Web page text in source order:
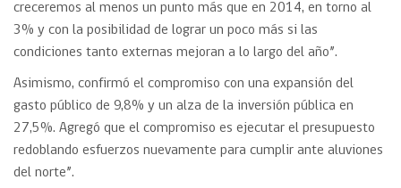
creceremos al menos un punto más que en 2014, en torno al
3% y con la posibilidad de lograr un poco más si las
condiciones tanto externas mejoran a lo largo del año”.
Asimismo, confirmó el compromiso con una expansión del
gasto público de 9,8% y un alza de la inversión pública en
27,5%. Agregó que el compromiso es ejecutar el presupuesto
redoblando esfuerzos nuevamente para cumplir ante aluviones
del norte”.